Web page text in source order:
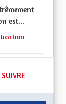
est...
les soins
50 ABONNÉS
SUIVRE